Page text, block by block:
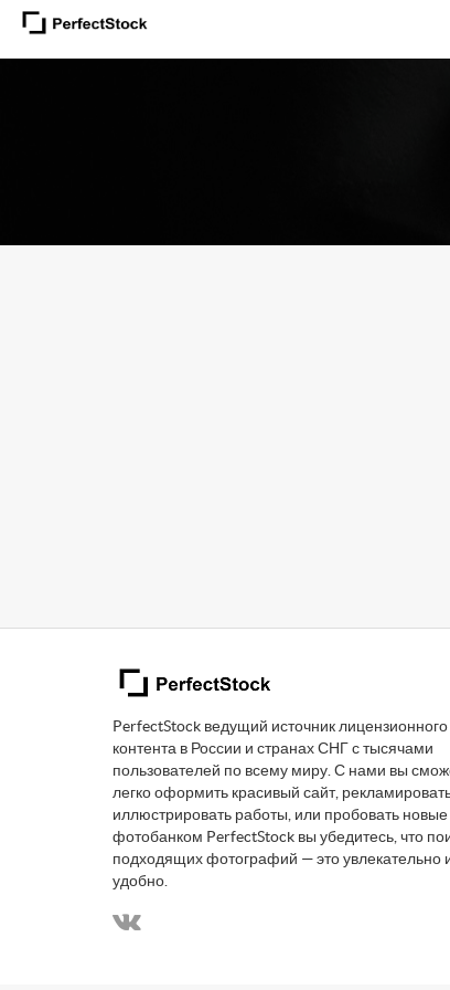
PerfectStock ведущий источник лицензионного
контента в России и странах СНГ с тысячами
пользователей по всему миру. С нами вы
легко оформить красивый сайт,
иллюстрировать работы, или пробовать
фотобанком PerfectStock вы убедитесь, что
подходящих фотографий — это увлекательно
удобно.